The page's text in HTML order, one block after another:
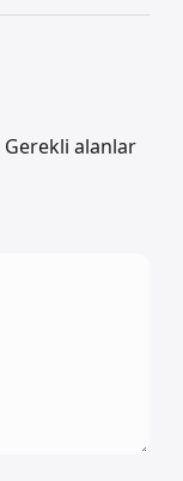
Gerekli alanlar